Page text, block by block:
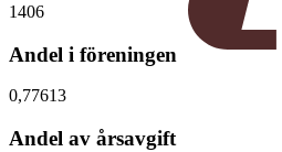
1406
Andel i föreningen
0,77613
Andel av årsavgift